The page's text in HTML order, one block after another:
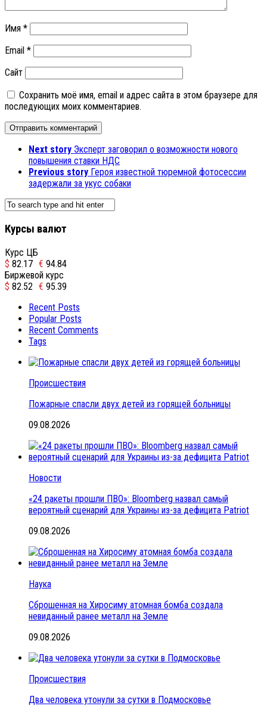
Имя *
Email *
Сайт
Сохранить моё имя, email и адрес сайта в этом браузере для
последующих моих комментариев.
Next story Эксперт заговорил о возможности нового
повышения ставки НДС
Previous story Героя известной тюремной фотосессии
задержали за укус собаки
Курсы валют
Курс ЦБ
$ 82.17 € 94.84
Биржевой курс
$ 82.52 € 95.39
Recent Posts
Popular Posts
Recent Comments
Tags
Происшествия
Пожарные спасли двух детей из горящей больницы
09.08.2026
Новости
«24 ракеты прошли ПВО»: Bloomberg назвал самый
вероятный сценарий для Украины из-за дефицита Patriot
09.08.2026
Наука
Сброшенная на Хиросиму атомная бомба создала
невиданный ранее металл на Земле
09.08.2026
Происшествия
Два человека утонули за сутки в Подмосковье